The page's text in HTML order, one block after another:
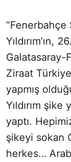
“Fenerbahçe
Yıldırım’ın,
Galatasaray-
Ziraat
yapmış
Yıldırım
yaptı.
şikeyi sokan
herkes…